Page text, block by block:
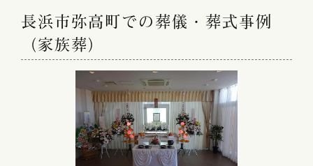
長浜市弥高町での葬儀・葬式事例
（家族葬）